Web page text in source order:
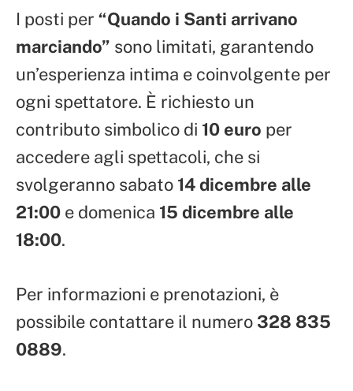
I posti per “Quando i Santi arrivano
marciando” sono limitati, garantendo
un’esperienza intima e coinvolgente per
ogni spettatore. È richiesto un
contributo simbolico di 10 euro per
accedere agli spettacoli, che si
svolgeranno sabato 14 dicembre alle
21:00 e domenica 15 dicembre alle
18:00.
Per informazioni e prenotazioni, è
possibile contattare il numero 328 835
0889.